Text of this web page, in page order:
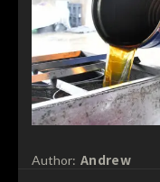
Author: Andrew